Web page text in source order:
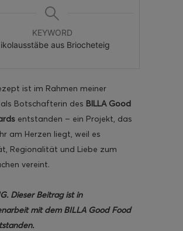
KEYWORD
aus Briocheteig
ist im Rahmen meiner
Botschafterin des BILLA Good
entstanden – ein Projekt, das
am Herzen liegt, weil es
Regionalität und Liebe zum
vereint.
Dieser Beitrag ist in
mit dem BILLA Good Food